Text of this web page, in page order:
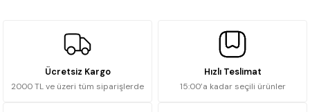
Ücretsiz Kargo
2000 TL ve üzeri tüm siparişlerde
Hızlı Teslimat
15:00’a kadar seçili ürünler